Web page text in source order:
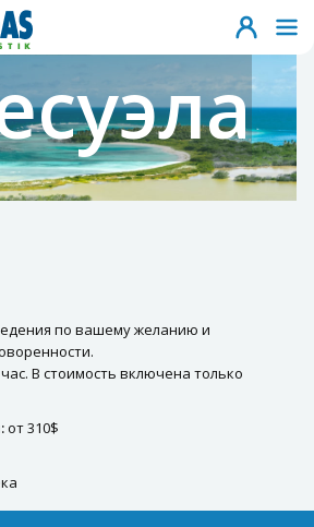
по вашему желанию и
В стоимость включена только
от 310$